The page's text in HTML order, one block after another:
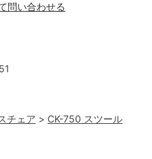
チェア > CK-750 スツール
問い合わせる